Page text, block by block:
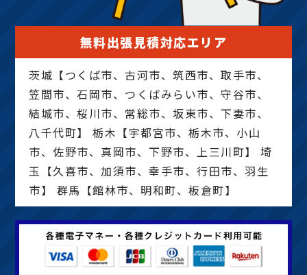
無料出張見積対応エリア
茨城【つくば市、古河市、筑西市、取手市、
笠間市、石岡市、つくばみらい市、守谷市、
結城市、桜川市、常総市、坂東市、下妻市、
八千代町】 栃木【宇都宮市、栃木市、小山
市、佐野市、真岡市、下野市、上三川町】 埼
玉【久喜市、加須市、幸手市、行田市、羽生
市】 群馬【館林市、明和町、板倉町】